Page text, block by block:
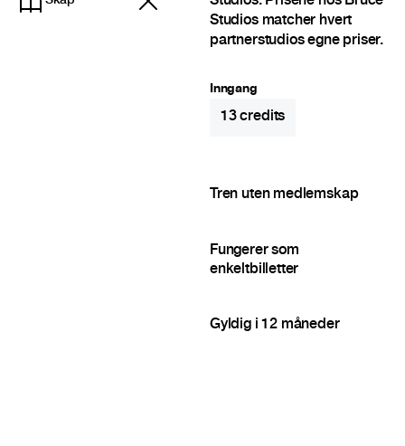
Studios matcher hvert
partnerstudios egne priser.
Inngang
13credits
Tren uten medlemskap
Fungerer som
enkeltbilletter
Gyldig i 12 måneder